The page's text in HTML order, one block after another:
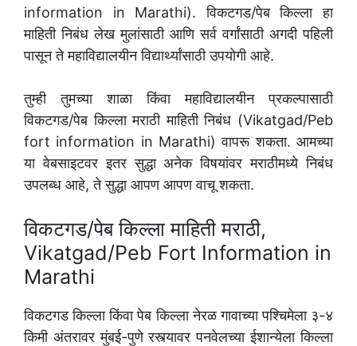
information in Marathi). विकटगड/पेब किल्ला हा
माहिती निबंध लेख मुलांसाठी आणि सर्व वर्गांसाठी अगदी पहिली
पासून ते महाविद्यालयीन विद्यार्थ्यांसाठी उपयोगी आहे.
तुम्ही तुमच्या शाळा किंवा महाविद्यालयीन प्रकल्पासाठी
विकटगड/पेब किल्ला मराठी माहिती निबंध (Vikatgad/Peb
fort information in Marathi) वापरू शकता. आमच्या
या वेबसाइटवर इतर सुद्धा अनेक विषयांवर मराठीमध्ये निबंध
उपलब्ध आहे, ते सुद्धा आपण आपण वाचू शकता.
विकटगड/पेब किल्ला माहिती मराठी,
Vikatgad/Peb Fort Information in
Marathi
विकटगड किल्ला किंवा पेब किल्ला नेरळ गावाच्या पश्चिमेला ३-४
किमी अंतरावर मुंबई-पुणे रस्त्यावर पनवेलच्या ईशान्येला किल्ला